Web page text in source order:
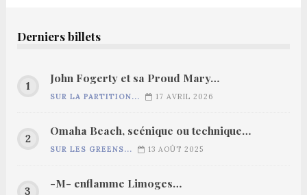
Derniers billets
John Fogerty et sa Proud Mary…
SUR LA PARTITION... 17 AVRIL 2026
Omaha Beach, scénique ou technique…
SUR LES GREENS... 13 AOÛT 2025
-M- enflamme Limoges…